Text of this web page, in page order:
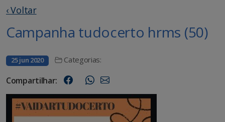
‹ Voltar
Campanha tudocerto hrms (50)
25 jun 2020 Categorias:
Compartilhar: